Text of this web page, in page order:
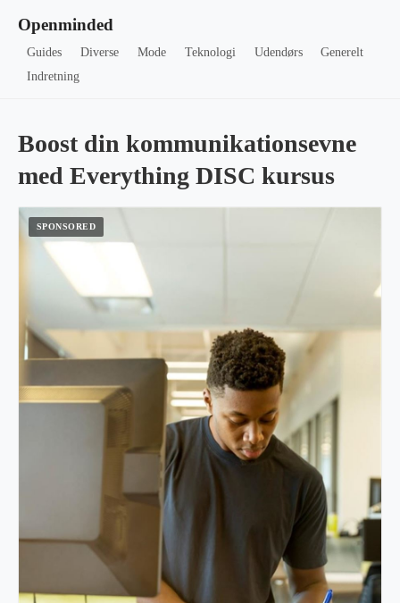
Openminded
Guides Diverse Mode Teknologi Udendørs
Generelt
Indretning
Boost din kommunikationsevne
med Everything DISC kursus